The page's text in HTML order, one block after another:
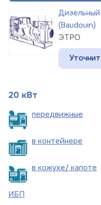
(Baudouin)
ЭТРО
20 кВт
передвижные
в контейнере
в кожухе/ капоте
ИБП